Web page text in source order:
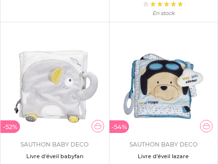
(1)
En stock
-52%
SAUTHON BABY DECO
Livre d'éveil babyfan
-54%
SAUTHON BABY DECO
Livre d'éveil lazare